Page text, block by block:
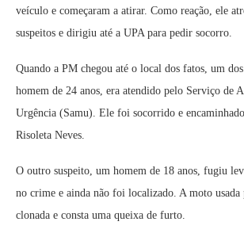
veículo e começaram a atirar. Como reação, ele
suspeitos e dirigiu até a UPA para pedir socorro.
Quando a PM chegou até o local dos fatos, um
homem de 24 anos, era atendido pelo Serviço de
Urgência (Samu). Ele foi socorrido e
Risoleta Neves.
O outro suspeito, um homem de 18 anos, fugiu
no crime e ainda não foi localizado. A moto usada
clonada e consta uma queixa de furto.